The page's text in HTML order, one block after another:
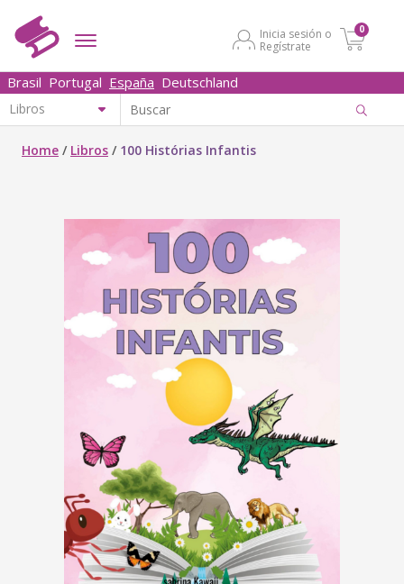
Inicia sesión o
Regístrate
0
Brasil Portugal España Deutschland
Home / Libros / 100 Histórias Infantis